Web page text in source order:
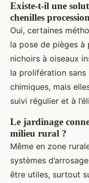
Existe-t-il une
chenilles
Oui, certaines
la pose de pièges à
nichoirs à oiseaux
la prolifération
chimiques, mais
suivi régulier et à
Le jardinage
milieu rural ?
Même en zone
systèmes
être utiles, surtout